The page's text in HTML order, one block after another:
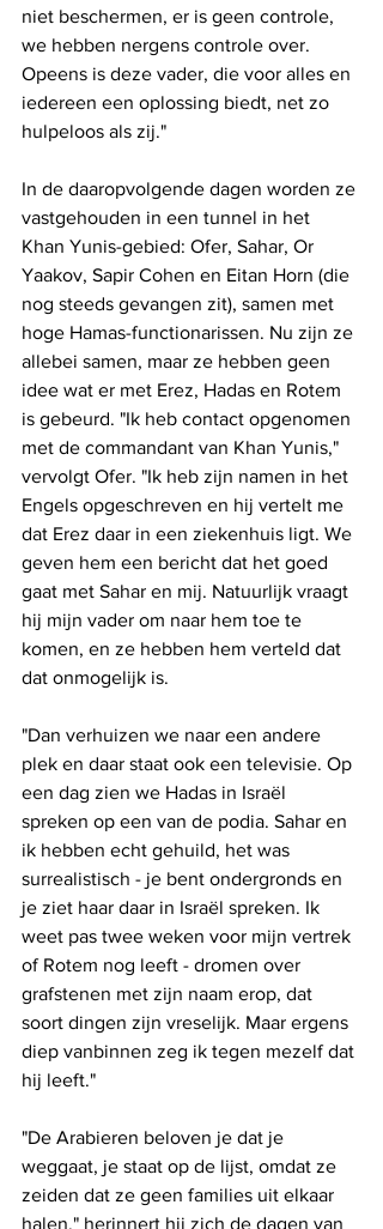
niet beschermen, er is geen controle,
we hebben nergens controle over.
Opeens is deze vader, die voor alles en
iedereen een oplossing biedt, net zo
hulpeloos als zij."
In de daaropvolgende dagen worden ze
vastgehouden in een tunnel in het
Khan Yunis-gebied: Ofer, Sahar, Or
Yaakov, Sapir Cohen en Eitan Horn (die
nog steeds gevangen zit), samen met
hoge Hamas-functionarissen. Nu zijn ze
allebei samen, maar ze hebben geen
idee wat er met Erez, Hadas en Rotem
is gebeurd. "Ik heb contact opgenomen
met de commandant van Khan Yunis,"
vervolgt Ofer. "Ik heb zijn namen in het
Engels opgeschreven en hij vertelt me ​​
dat Erez daar in een ziekenhuis ligt. We
geven hem een ​​bericht dat het goed
gaat met Sahar en mij. Natuurlijk vraagt ​​
hij mijn vader om naar hem toe te
komen, en ze hebben hem verteld dat
dat onmogelijk is.
"Dan verhuizen we naar een andere
plek en daar staat ook een televisie. Op
een dag zien we Hadas in Israël
spreken op een van de podia. Sahar en
ik hebben echt gehuild, het was
surrealistisch - je bent ondergronds en
je ziet haar daar in Israël spreken. Ik
weet pas twee weken voor mijn vertrek
of Rotem nog leeft - dromen over
grafstenen met zijn naam erop, dat
soort dingen zijn vreselijk. Maar ergens
diep vanbinnen zeg ik tegen mezelf dat
hij leeft."
"De Arabieren beloven je dat je
weggaat, je staat op de lijst, omdat ze
zeiden dat ze geen families uit elkaar
halen," herinnert hij zich de dagen van